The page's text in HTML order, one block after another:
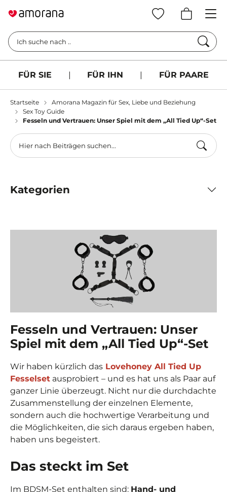
Ich suche nach ..
FÜR SIE | FÜR IHN | FÜR PAARE
Startseite
Amorana Magazin für Sex, Liebe und Beziehung
Sex Toy Guide
Fesseln und Vertrauen: Unser Spiel mit dem „All Tied Up“-Set
Kategorien
Fesseln und Vertrauen: Unser
Spiel mit dem „All Tied Up“-Set
Wir haben kürzlich das Lovehoney All Tied Up
Fesselset ausprobiert – und es hat uns als Paar auf
ganzer Linie überzeugt. Nicht nur die durchdachte
Zusammenstellung der einzelnen Elemente,
sondern auch die hochwertige Verarbeitung und
die Möglichkeiten, die sich daraus ergeben haben,
haben uns begeistert.
Das steckt im Set
Im BDSM-Set enthalten sind: Hand- und